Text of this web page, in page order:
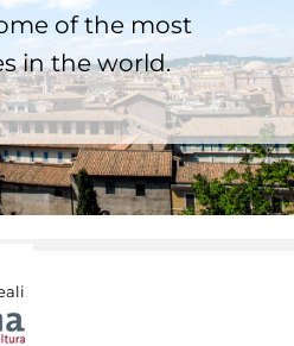
of the most
in the world.